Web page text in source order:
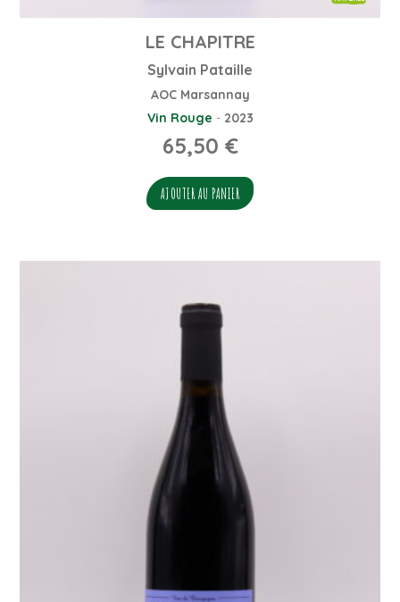
LE CHAPITRE
Sylvain Pataille
AOC Marsannay
Vin Rouge - 2023
65,50 €
AJOUTER AU PANIER